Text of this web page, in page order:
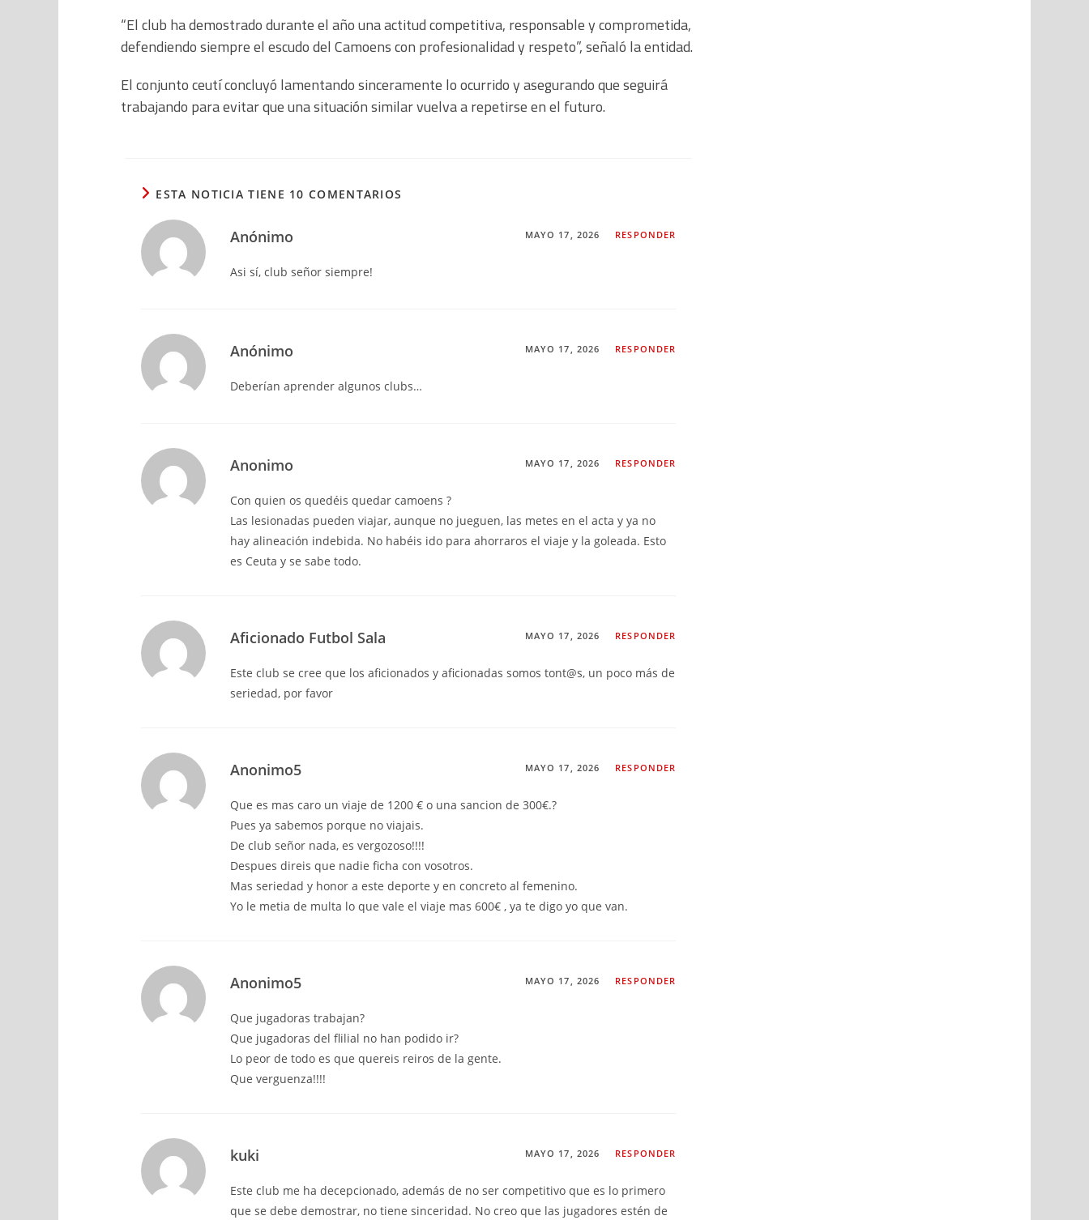
“El club ha demostrado durante el año una actitud competitiva, responsable y comprometida,
defendiendo siempre el escudo del Camoens con profesionalidad y respeto”, señaló la entidad.
El conjunto ceutí concluyó lamentando sinceramente lo ocurrido y asegurando que seguirá
trabajando para evitar que una situación similar vuelva a repetirse en el futuro.
ESTA NOTICIA TIENE 10 COMENTARIOS
Anónimo MAYO 17, 2026 RESPONDER
Asi sí, club señor siempre!
Anónimo MAYO 17, 2026 RESPONDER
Deberían aprender algunos clubs…
Anonimo MAYO 17, 2026 RESPONDER
Con quien os quedéis quedar camoens ?
Las lesionadas pueden viajar, aunque no jueguen, las metes en el acta y ya no
hay alineación indebida. No habéis ido para ahorraros el viaje y la goleada. Esto
es Ceuta y se sabe todo.
Aficionado Futbol Sala MAYO 17, 2026 RESPONDER
Este club se cree que los aficionados y aficionadas somos tont@s, un poco más de
seriedad, por favor
Anonimo5 MAYO 17, 2026 RESPONDER
Que es mas caro un viaje de 1200 € o una sancion de 300€.?
Pues ya sabemos porque no viajais.
De club señor nada, es vergozoso!!!!
Despues direis que nadie ficha con vosotros.
Mas seriedad y honor a este deporte y en concreto al femenino.
Yo le metia de multa lo que vale el viaje mas 600€ , ya te digo yo que van.
Anonimo5 MAYO 17, 2026 RESPONDER
Que jugadoras trabajan?
Que jugadoras del flilial no han podido ir?
Lo peor de todo es que quereis reiros de la gente.
Que verguenza!!!!
kuki MAYO 17, 2026 RESPONDER
Este club me ha decepcionado, además de no ser competitivo que es lo primero
que se debe demostrar, no tiene sinceridad. No creo que las jugadores estén de